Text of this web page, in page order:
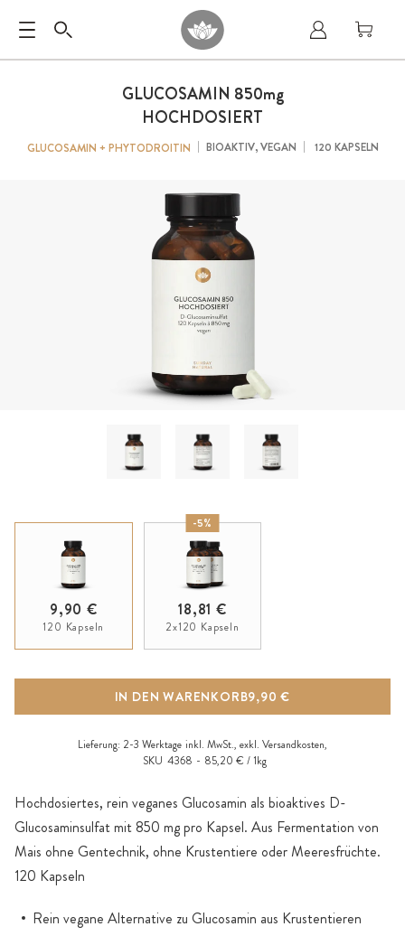
GLUCOSAMIN 850mg
HOCHDOSIERT
GLUCOSAMIN + PHYTODROITIN BIOAKTIV, VEGAN 120 KAPSELN
Hochdosiertes, rein veganes Glucosamin als bioaktives D-
Glucosaminsulfat mit 850 mg pro Kapsel. Aus Fermentation von
Mais ohne Gentechnik, ohne Krustentiere oder Meeresfrüchte.
120 Kapseln
Rein vegane Alternative zu Glucosamin aus Krustentieren
9,90 €
120 Kapseln
-5%
18,81 €
2x120 Kapseln
IN DEN WARENKORB9,90 €
Lieferung: 2-3 Werktage inkl. MwSt., exkl. Versandkosten,
SKU 4368 85,20 € / 1kg